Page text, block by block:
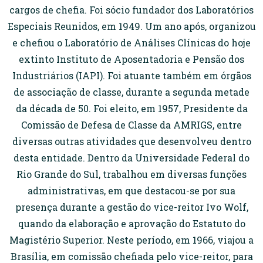
cargos de chefia. Foi sócio fundador dos Laboratórios
Especiais Reunidos, em 1949. Um ano após, organizou
e chefiou o Laboratório de Análises Clínicas do hoje
extinto Instituto de Aposentadoria e Pensão dos
Industriários (IAPI). Foi atuante também em órgãos
de associação de classe, durante a segunda metade
da década de 50. Foi eleito, em 1957, Presidente da
Comissão de Defesa de Classe da AMRIGS, entre
diversas outras atividades que desenvolveu dentro
desta entidade. Dentro da Universidade Federal do
Rio Grande do Sul, trabalhou em diversas funções
administrativas, em que destacou-se por sua
presença durante a gestão do vice-reitor Ivo Wolf,
quando da elaboração e aprovação do Estatuto do
Magistério Superior. Neste período, em 1966, viajou a
Brasília, em comissão chefiada pelo vice-reitor, para